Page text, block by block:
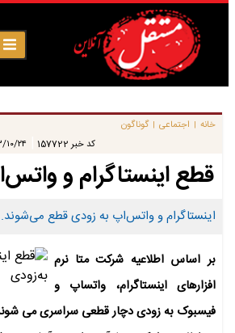
خانه | اجتماعی | گوناگون
کد خبر 157722 ۱۴۰۳/۱۰/۲۴
قطع اینستاگرام و
اینستاگرام و واتس‌اپ به زودی قطع می‌شوند.
بر اساس اطلاعیه شرکت متا نرم
افزارهای اینستاگرام، واتساپ و
فیسبوک به زودی دچار قطعی سراسری می